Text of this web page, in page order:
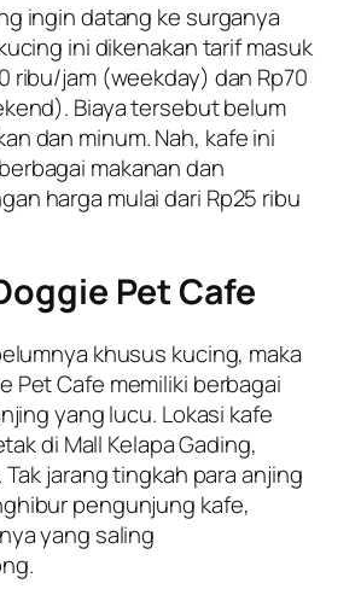
ingin datang ke surganya
ini dikenakan tarif masuk
ribu/jam (weekday) dan Rp70
Biaya tersebut belum
dan minum. Nah, kafe ini
makanan dan
harga mulai dari Rp25 ribu
Pet Cafe
khusus kucing, maka
Pet Cafe memiliki berbagai
yang lucu. Lokasi kafe
di Mall Kelapa Gading,
Tak jarang tingkah para anjing
pengunjung kafe,
yang saling